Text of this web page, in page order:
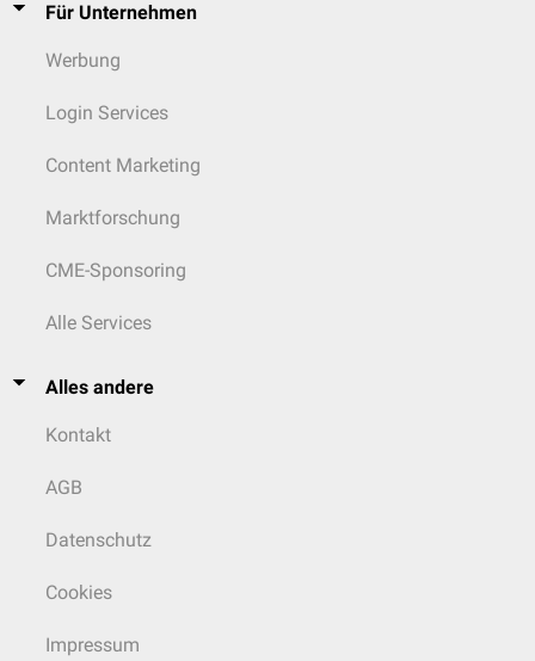
Für Unternehmen
Werbung
Login Services
Content Marketing
Marktforschung
CME-Sponsoring
Alle Services
Alles andere
Kontakt
AGB
Datenschutz
Cookies
Impressum